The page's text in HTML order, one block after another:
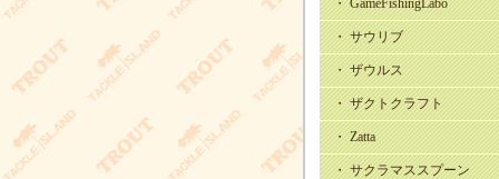
・ GameFishingLabo
・ サウリブ
・ ザウルス
・ ザクトクラフト
・ Zatta
・ サクラマススプーン